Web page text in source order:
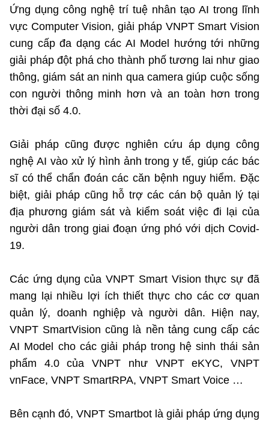
Điện thoại: 024 3936 9506
Email: stc@mst.gov.vn
Theo dõi MST trên
©2025 Bản quyền thuộc Bộ Khoa Học và Công Nghệ
(Ghi rõ nguồn "https://mst.gov.vn" khi phát hành lại thông tin
từ website này)
Ứng dụng công nghệ trí tuệ nhân tạo AI trong lĩnh
vực Computer Vision, giải pháp VNPT Smart Vision
cung cấp đa dạng các AI Model hướng tới những
giải pháp đột phá cho thành phố tương lai như giao
thông, giám sát an ninh qua camera giúp cuộc sống
con người thông minh hơn và an toàn hơn trong
thời đại số 4.0.
Giải pháp cũng được nghiên cứu áp dụng công
nghệ AI vào xử lý hình ảnh trong y tế, giúp các bác
sĩ có thể chẩn đoán các căn bệnh nguy hiểm. Đặc
biệt, giải pháp cũng hỗ trợ các cán bộ quản lý tại
địa phương giám sát và kiểm soát việc đi lại của
người dân trong giai đoạn ứng phó với dịch Covid-
19.
Các ứng dụng của VNPT Smart Vision thực sự đã
mang lại nhiều lợi ích thiết thực cho các cơ quan
quản lý, doanh nghiệp và người dân. Hiện nay,
VNPT SmartVision cũng là nền tảng cung cấp các
AI Model cho các giải pháp trong hệ sinh thái sản
phẩm 4.0 của VNPT như VNPT eKYC, VNPT
vnFace, VNPT SmartRPA, VNPT Smart Voice …
Bên cạnh đó, VNPT Smartbot là giải pháp ứng dụng